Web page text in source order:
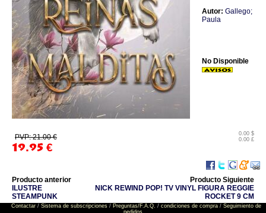
Autor: Gallego;
Paula
PVP: 21.00 €
19.95 €
0.00 $
0.00 £
No Disponible
Producto anterior
ILUSTRE
STEAMPUNK
Producto Siguiente
NICK REWIND POP! TV VINYL FIGURA REGGIE
ROCKET 9 CM
Contactar/ Sistema de subscripciones/ Preguntas/F.A.Q. / condiciones de compra/ Seguimiento de